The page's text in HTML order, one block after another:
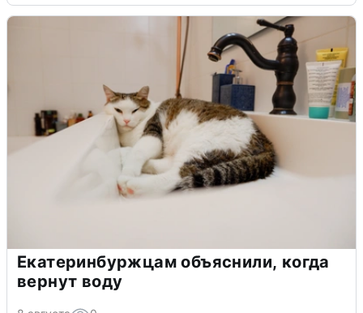
Екатеринбуржцам объяснили, когда
вернут воду